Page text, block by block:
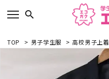
search
TOP > 男子学生服 > 高校男子上着